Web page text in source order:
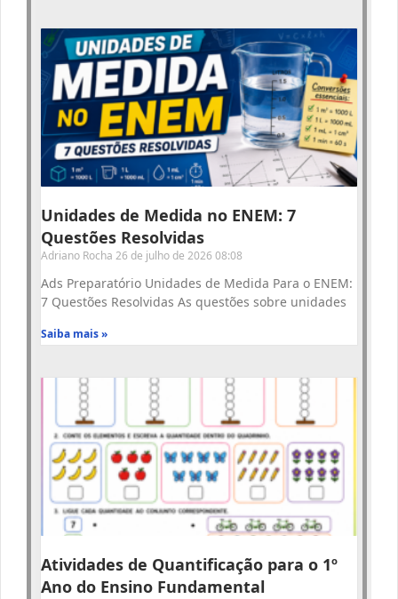
Unidades de Medida no ENEM: 7
Questões Resolvidas
Adriano Rocha 26 de julho de 2026 08:08
Ads Preparatório Unidades de Medida Para o ENEM:
7 Questões Resolvidas As questões sobre unidades
Saiba mais »
Atividades de Quantificação para o 1º
Ano do Ensino Fundamental